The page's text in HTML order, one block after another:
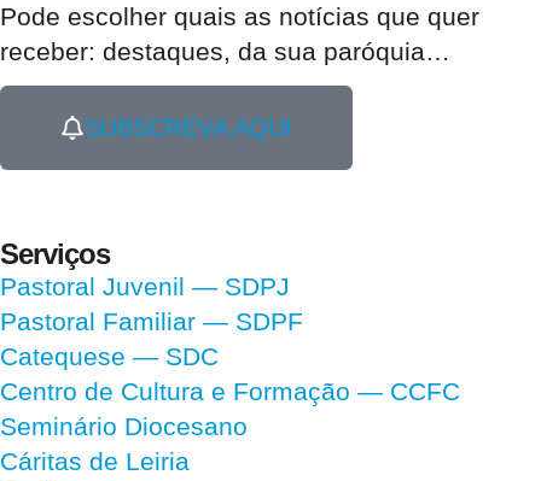
Pode escolher quais as notícias que quer
receber: destaques, da sua paróquia…
SUBSCREVA AQUI
Serviços
Pastoral Juvenil — SDPJ
Pastoral Familiar — SDPF
Catequese — SDC
Centro de Cultura e Formação — CCFC
Seminário Diocesano
Cáritas de Leiria